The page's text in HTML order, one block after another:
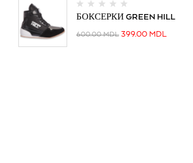
БОКСЕРКИ GREEN HILL
600.00MDL 399.00 MDL